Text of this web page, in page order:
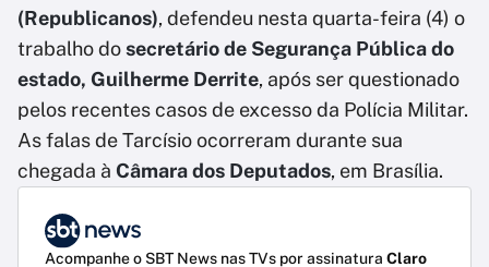
(Republicanos), defendeu nesta quarta-feira (4) o
trabalho dosecretário de Segurança Pública do
estado, Guilherme Derrite, após ser questionado
pelos recentes casos de excesso da Polícia Militar.
As falas de Tarcísio ocorreram durante sua
chegada à Câmara dos Deputados, em Brasília.
Acompanhe o SBT News nas TVs por assinatura Claro